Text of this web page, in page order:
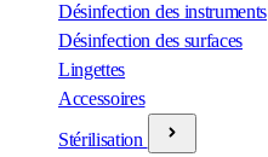
Désinfection des instruments
Désinfection des surfaces
Lingettes
Accessoires
Stérilisation